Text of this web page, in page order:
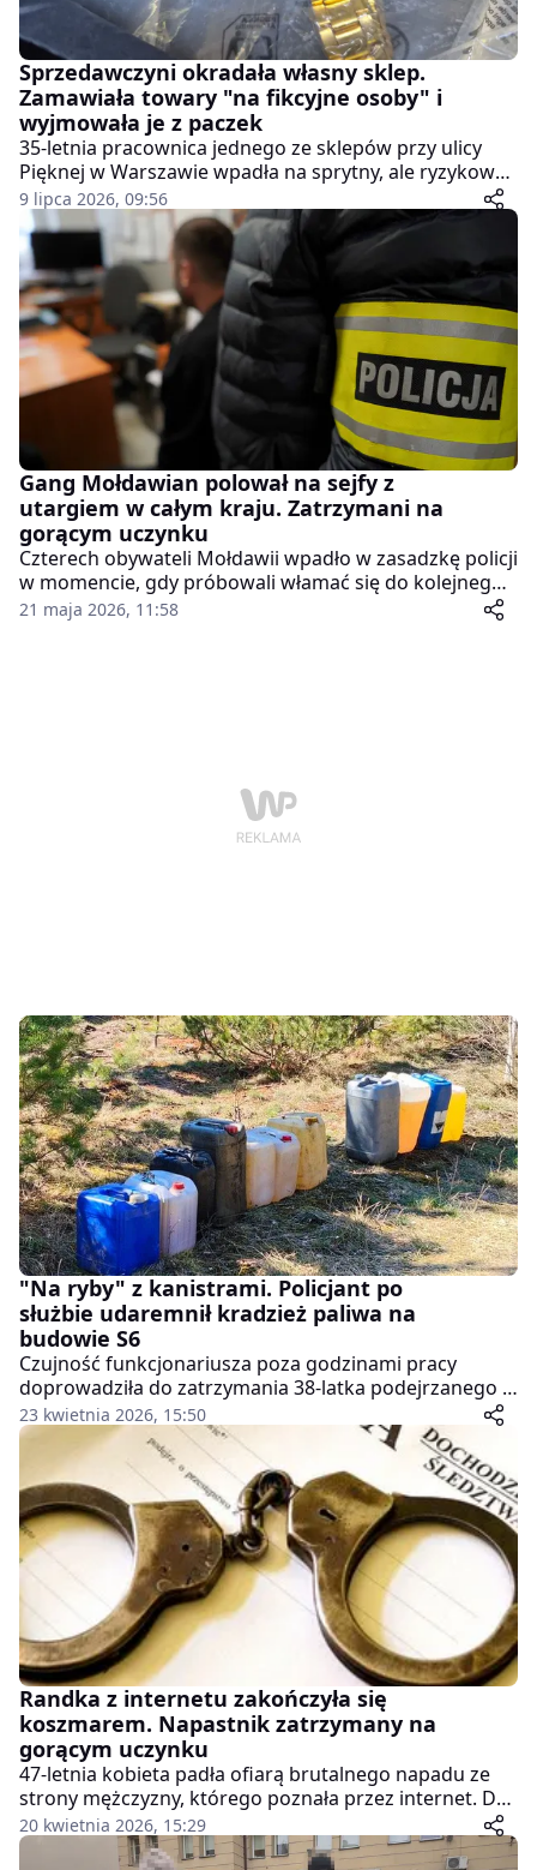
Sprzedawczyni okradała własny sklep.
Zamawiała towary "na fikcyjne osoby" i
wyjmowała je z paczek
35-letnia pracownica jednego ze sklepów przy ulicy
Pięknej w Warszawie wpadła na sprytny, ale ryzykowny
sposób dorobienia sobie. Policjanci z Wydziału do
Walki z Przestępczością Gospodarczą Komendy
Stołecznej Policji rozbili jej schemat.
9 lipca 2026, 09:56
Gang Mołdawian polował na sejfy z
utargiem w całym kraju. Zatrzymani na
gorącym uczynku
Czterech obywateli Mołdawii wpadło w zasadzkę policji
w momencie, gdy próbowali włamać się do kolejnego
sklepu. Dzięki skrupulatnej pracy kryminalnych z
Komendy Wojewódzkiej Policji w Bydgoszczy gang,
21 maja 2026, 11:58
"Na ryby" z kanistrami. Policjant po
służbie udaremnił kradzież paliwa na
budowie S6
Czujność funkcjonariusza poza godzinami pracy
doprowadziła do zatrzymania 38-latka podejrzanego o
serię kradzieży paliwa z maszyn budowlanych.
Mężczyzna miał włamywać się do koparek i innych
urządzeń pracujących przy budowie drogi S6, skąd
wyprowadził łącznie blisko 1000 litrów oleju
napędowego.
23 kwietnia 2026, 15:50
Randka z internetu zakończyła się
koszmarem. Napastnik zatrzymany na
gorącym uczynku
47-letnia kobieta padła ofiarą brutalnego napadu ze
strony mężczyzny, którego poznała przez internet. Do
zdarzenia doszło na terenie Augustów, a sprawca
został zatrzymany w wyjątkowo nieoczekiwanych
20 kwietnia 2026, 15:29